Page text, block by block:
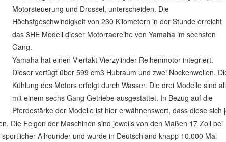
Motorsteuerung und Drossel, unterscheiden. Die
Höchstgeschwindigkeit von 230 Kilometern in der Stunde erreicht
das 3HE Modell dieser Motorradreihe von Yamaha im sechsten
Gang.
Yamaha hat einen Viertakt-Vierzylinder-Reihenmotor integriert.
Dieser verfügt über 599 cm3 Hubraum und zwei Nockenwellen.
Kühlung des Motors erfolgt durch Wasser. Die drei Modelle sind
mit einem sechs Gang Getriebe ausgestattet. In Bezug auf die
Pferdestärke der Modelle ist hier erwähnenswert, dass diese sich
Die Felgen der Maschinen sind jeweils von den Maßen 17 Zoll bei
Allrounder und wurde in Deutschland knapp 10.000 Mal